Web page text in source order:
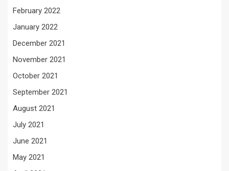
February 2022
January 2022
December 2021
November 2021
October 2021
September 2021
August 2021
July 2021
June 2021
May 2021